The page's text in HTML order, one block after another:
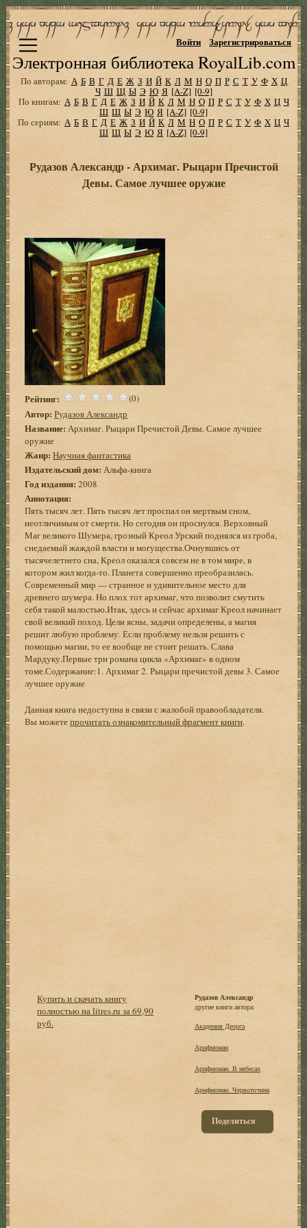
Электронная библиотека RoyalLib.com
Войти Зарегистрироваться
По авторам: А Б В Г Д Е Ж З И Й К Л М Н О П Р С Т У Ф Х Ц
Ч Ш Щ Ы Э Ю Я [A-Z] [0-9]
По книгам: А Б В Г Д Е Ж З И Й К Л М Н О П Р С Т У Ф Х Ц Ч
Ш Щ Ы Э Ю Я [A-Z] [0-9]
По сериям: А Б В Г Д Е Ж З И Й К Л М Н О П Р С Т У Ф Х Ц Ч
Ш Щ Ы Э Ю Я [A-Z] [0-9]
Рудазов Александр - Архимаг. Рыцари Пречистой
Девы. Самое лучшее оружие
Рейтинг: (0)
Автор: Рудазов Александр
Название: Архимаг. Рыцари Пречистой Девы. Самое лучшее
оружие
Жанр: Научная фантастика
Издательский дом: Альфа-книга
Год издания:2008
Аннотация:
Пять тысяч лет. Пять тысяч лет проспал он мертвым сном,
неотличимым от смерти. Но сегодня он проснулся. Верховный
Маг великого Шумера, грозный Креол Урский поднялся из гроба,
снедаемый жаждой власти и могущества.Очнувшись от
тысячелетнего сна, Креол оказался совсем не в том мире, в
котором жил когда-то. Планета совершенно преобразилась.
Современный мир — странное и удивительное место для
древнего шумера. Но плох тот архимаг, что позволит смутить
себя такой малостью.Итак, здесь и сейчас архимаг Креол начинает
свой великий поход. Цели ясны, задачи определены, а магия
решит любую проблему. Если проблему нельзя решить с
помощью магии, то ее вообще не стоит решать. Слава
Мардуку.Первые три романа цикла «Архимаг» в одном
томе.Содержание:1. Архимаг 2. Рыцари пречистой девы 3. Самое
лучшее оружие
Данная книга недоступна в связи с жалобой правообладателя.
Вы можетепрочитать ознакомительный фрагмент книги.
Купить и скачать книгу
полностью на litres.ru за 69,90
руб.
Рудазов Александр
другие книги автора:
Академия Деорга
Арифмоман
Арифмоман. В небесах
Арифмоман. Червоточина
Поделиться